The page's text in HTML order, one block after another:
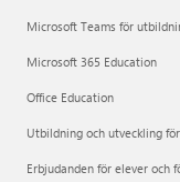
Microsoft Teams för
Microsoft 365 Education
Office Education
Utbildning och utveckling
Erbjudanden för elever och